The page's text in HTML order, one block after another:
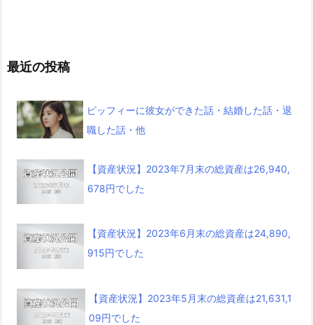
最近の投稿
ピッフィーに彼女ができた話・結婚した話・退
職した話・他
【資産状況】2023年7月末の総資産は26,940,
678円でした
【資産状況】2023年6月末の総資産は24,890,
915円でした
【資産状況】2023年5月末の総資産は21,631,1
09円でした